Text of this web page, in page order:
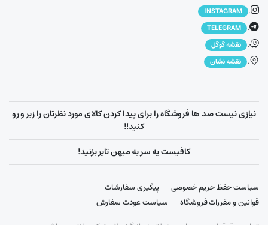
.
INSTAGRAM
.
TELEGRAM
. نقشه گوگل
. نقشه نشان
نیازی نیست صد ها فروشگاه را برای پیدا کردن کالای مورد نظرتان را زیر و رو
کنید!!
کافیست یه سر به میهن تایر بزنید!
سیاست حفظ حریم خصوصی
پیگیری سفارشات
قوانین و مقررات فروشگاه
سیاست عودت سفارش